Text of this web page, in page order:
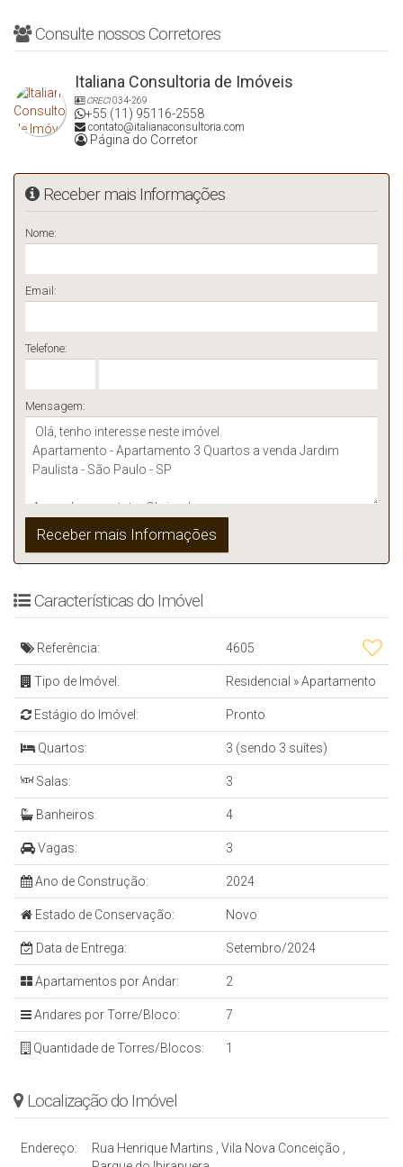
Consulte nossos Corretores
Italiana Consultoria de Imóveis
CRECI034-269
+55 (11) 95116-2558
contato@italianaconsultoria.com
Página do Corretor
Receber mais Informações
Nome:
Email:
Telefone:
Mensagem:
Características do Imóvel
Referência: 4605
Tipo de Imóvel: Residencial »Apartamento
Estágio do Imóvel: Pronto
Quartos: 3 (sendo 3 suítes)
Salas: 3
Banheiros: 4
Vagas: 3
Ano de Construção: 2024
Estado de Conservação: Novo
Data de Entrega: Setembro/2024
Apartamentos por Andar: 2
Andares por Torre/Bloco: 7
Quantidade de Torres/Blocos: 1
Localização do Imóvel
Endereço: Rua Henrique Martins , Vila Nova Conceição ,